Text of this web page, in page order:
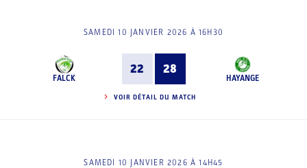
SAMEDI 10 JANVIER 2026 À 16H30
FALCK
22 28
HAYANGE
VOIR DÉTAIL DU MATCH
SAMEDI 10 JANVIER 2026 À 14H45